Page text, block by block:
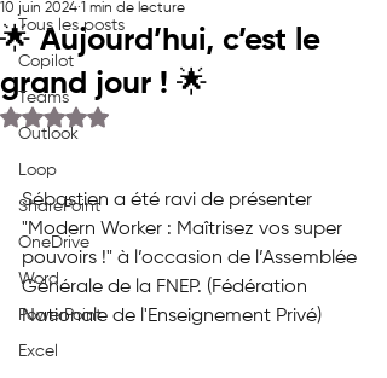
Tous les posts
Copilot
Teams
Outlook
Loop
SharePoint
OneDrive
Word
PowerPoint
Excel
🌟 Aujourd’hui, c’est le
grand jour ! 🌟
10 juin 2024 1 min de lecture
Noté NaN étoiles sur 5.
Sébastien a été ravi de présenter
"Modern Worker : Maîtrisez vos super
pouvoirs !" à l’occasion de l’Assemblée
Générale de la FNEP. (Fédération
Nationale de l'Enseignement Privé)